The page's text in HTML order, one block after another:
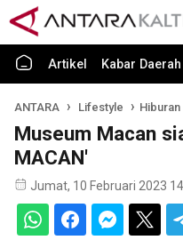
Artikel Kabar Daerah
ANTARA Lifestyle Hiburan
Museum Macan
MACAN'
Jumat, 10 Februari 2023